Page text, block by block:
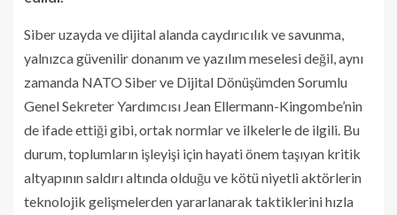
Siber uzayda ve dijital alanda caydırıcılık ve savunma,
yalnızca güvenilir donanım ve yazılım meselesi değil, aynı
zamanda NATO Siber ve Dijital Dönüşümden Sorumlu
Genel Sekreter Yardımcısı Jean Ellermann-Kingombe’nin
de ifade ettiği gibi, ortak normlar ve ilkelerle de ilgili. Bu
durum, toplumların işleyişi için hayati önem taşıyan kritik
altyapının saldırı altında olduğu ve kötü niyetli aktörlerin
teknolojik gelişmelerden yararlanarak taktiklerini hızla